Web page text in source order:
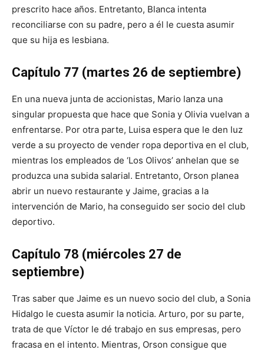
prescrito hace años. Entretanto, Blanca intenta
reconciliarse con su padre, pero a él le cuesta asumir
que su hija es lesbiana.
Capítulo 77 (martes 26 de septiembre)
En una nueva junta de accionistas, Mario lanza una
singular propuesta que hace que Sonia y Olivia vuelvan a
enfrentarse. Por otra parte, Luisa espera que le den luz
verde a su proyecto de vender ropa deportiva en el club,
mientras los empleados de ‘Los Olivos’ anhelan que se
produzca una subida salarial. Entretanto, Orson planea
abrir un nuevo restaurante y Jaime, gracias a la
intervención de Mario, ha conseguido ser socio del club
deportivo.
Capítulo 78 (miércoles 27 de
septiembre)
Tras saber que Jaime es un nuevo socio del club, a Sonia
Hidalgo le cuesta asumir la noticia. Arturo, por su parte,
trata de que Víctor le dé trabajo en sus empresas, pero
fracasa en el intento. Mientras, Orson consigue que